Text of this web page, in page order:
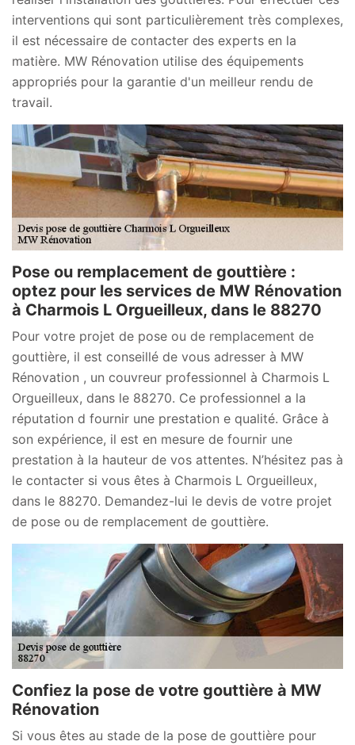
interventions qui sont particulièrement très complexes,
il est nécessaire de contacter des experts en la
matière. MW Rénovation utilise des équipements
appropriés pour la garantie d'un meilleur rendu de
travail.
Pose ou remplacement de gouttière :
optez pour les services de MW Rénovation
à Charmois L Orgueilleux, dans le 88270
Pour votre projet de pose ou de remplacement de
gouttière, il est conseillé de vous adresser à MW
Rénovation , un couvreur professionnel à Charmois L
Orgueilleux, dans le 88270. Ce professionnel a la
réputation d fournir une prestation e qualité. Grâce à
son expérience, il est en mesure de fournir une
prestation à la hauteur de vos attentes. N’hésitez pas à
le contacter si vous êtes à Charmois L Orgueilleux,
dans le 88270. Demandez-lui le devis de votre projet
de pose ou de remplacement de gouttière.
Confiez la pose de votre gouttière à MW
Rénovation
Si vous êtes au stade de la pose de gouttière pour